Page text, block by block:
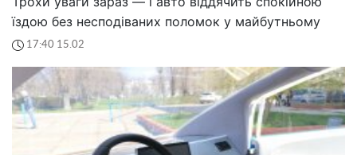
їздою без несподіваних поломок у майбутньому
17:40 15.02